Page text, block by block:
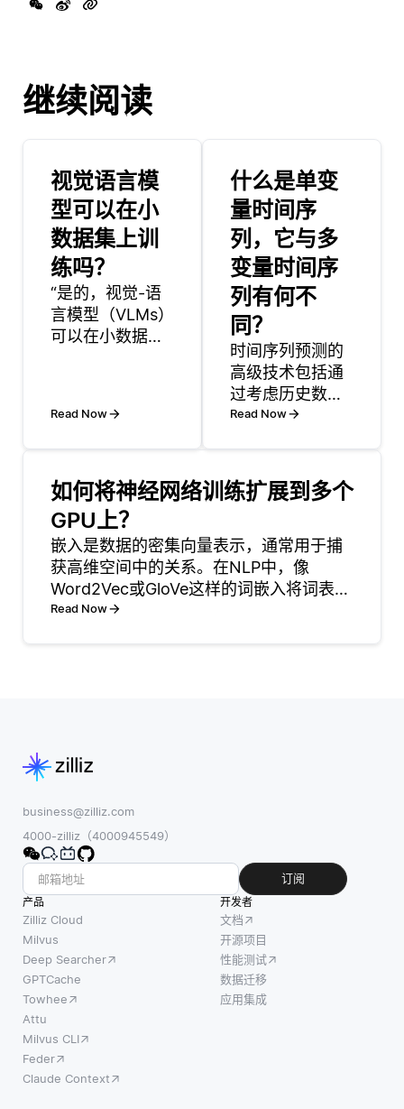
继续阅读
视觉语言模
型可以在小
数据集上训
练吗？
“是的，视觉-语
言模型（VLMs）
可以在小数据集
于这些数据集的
结构和利用方
常需要大量配对
的视觉和文本数
据，以捕捉图像
与语言之间的复
杂关系。然而，
在处理小数据集
时，开发人员可
Read Now
什么是单变
量时间序
列，它与多
变量时间序
列有何不
同？
时间序列预测的
高级技术包括通
过考虑历史数据
中的模式、趋势
法。关键技术包
括ARIMA (自回
均)，时间序列的
季节性分解以及
机器学习方法，
Read Now
如何将神经网络训练扩展到多个
GPU上？
嵌入是数据的密集向量表示，通常用于捕
获高维空间中的关系。在NLP中，像
Word2Vec或GloVe这样的词嵌入将词表示
为向量，编码语义和句法信息。例如，
Read Now
business@zilliz.com
4000-zilliz（4000945549）
订阅
产品
Zilliz Cloud
Milvus
Deep Searcher
GPTCache
Towhee
Attu
Milvus CLI
Feder
Claude Context
开发者
文档
开源项目
性能测试
数据迁移
应用集成